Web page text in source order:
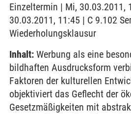
Einzeltermin | Mi, 30.03.2011,
30.03.2011, 11:45 | C 9.102
Wiederholungsklausur
Inhalt: Werbung als eine
bildhaften Ausdrucksform
Faktoren der kulturellen
objektiviert das Geflecht der
Gesetzmäßigkeiten mit